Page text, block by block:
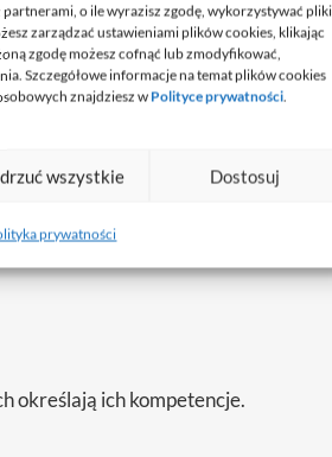
o ile wyrazisz zgodę, wykorzystywać pliki
zarządzać ustawieniami plików cookies, klikając
zgodę możesz cofnąć lub zmodyfikować,
Szczegółowe informacje na temat plików cookies
znajdziesz w Polityce prywatności.
wszystkie Dostosuj
prywatności
w art. 17 władze PRS S.A.:
określają ich kompetencje.